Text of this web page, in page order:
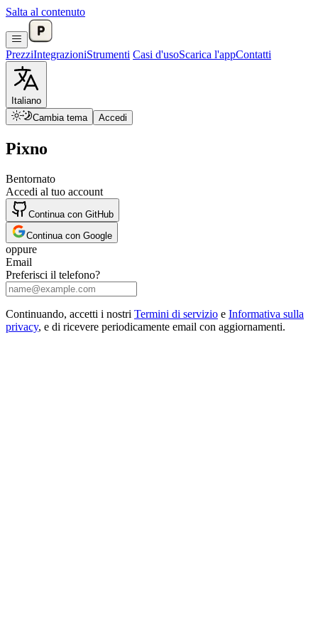
Salta al contenuto
PrezziIntegrazioniStrumenti Casi d'usoScarica l'appContatti
Italiano
Cambia tema
Accedi
Pixno
Bentornato
Accedi al tuo account
Continua con GitHub
Continua con Google
oppure
Email
Preferisci il telefono?
Continuando, accetti i nostri Termini di servizio e Informativa sulla
privacy, e di ricevere periodicamente email con aggiornamenti.